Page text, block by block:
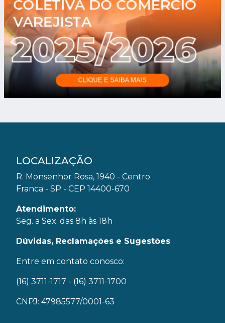
LOCALIZAÇÃO
R. Monsenhor Rosa, 1940 - Centro
Franca - SP - CEP 14400-670
Atendimento:
Seg. a Sex. das 8h às 18h
Dúvidas, Reclamações e Sugestões
Entre em contato conosco:
(16) 3711-1717 - (16) 3711-1700
CNPJ: 47985577/0001-63